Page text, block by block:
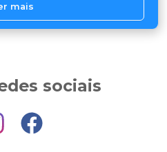
mais
sociais